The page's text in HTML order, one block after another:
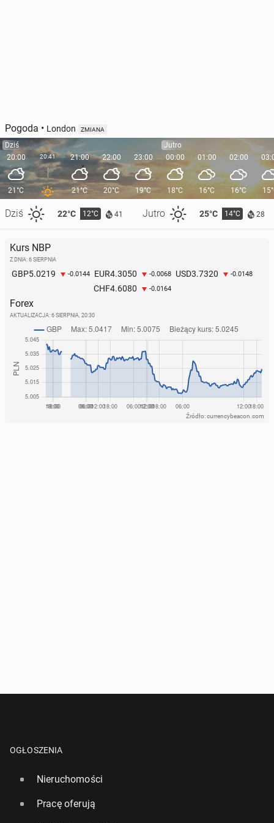
Pogoda • London ZMIANA
Dziś
20:00
21°C
Dziś 22°C 12°C 41 Jutro 25°C 14°C 28
20:41 21:00
21°C
22:00
20°C
23:00
19°C
Jutro
00:00
18°C
01:00
16°C
02:00
16°C
Kurs NBP
Z DNIA: 6 SIERPNIA
GBP5.0219 -0.0144 EUR4.3050 -0.0068 USD3.7320 -0.0148
CHF4.6080 -0.0164
Forex
AKTUALIZACJA: 6 SIERPNIA, 20:30
Źródło: currencybeacon.com
OGŁOSZENIA
Nieruchomości
Pracę oferują